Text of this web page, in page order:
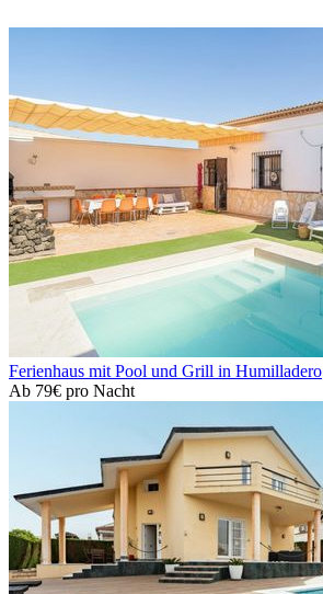
Ferienhaus mit Pool und Grill in Humilladero
Ab 79€ pro Nacht